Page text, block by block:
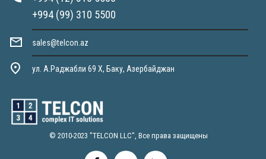
+994 (99) 310 5500
sales@telcon.az
ул. А.Раджабли 69 X, Баку, Азербайджан
© 2010-2023 "TELCON LLC", Все права защищены